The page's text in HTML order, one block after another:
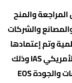
والمنح
والشركات
وتم إعتمادها
من المجلس الوطني EGAC ومجلي الأعتماد الأمريكي IAS وذلك
تحت إشراف الهيئة المصرية العامة للمواصفات والجودة EOS